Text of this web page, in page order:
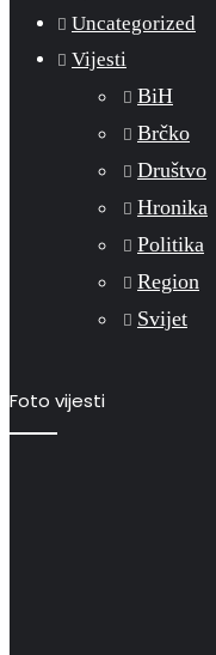
Uncategorized
Vijesti
BiH
Brčko
Društvo
Hronika
Politika
Region
Svijet
Foto vijesti